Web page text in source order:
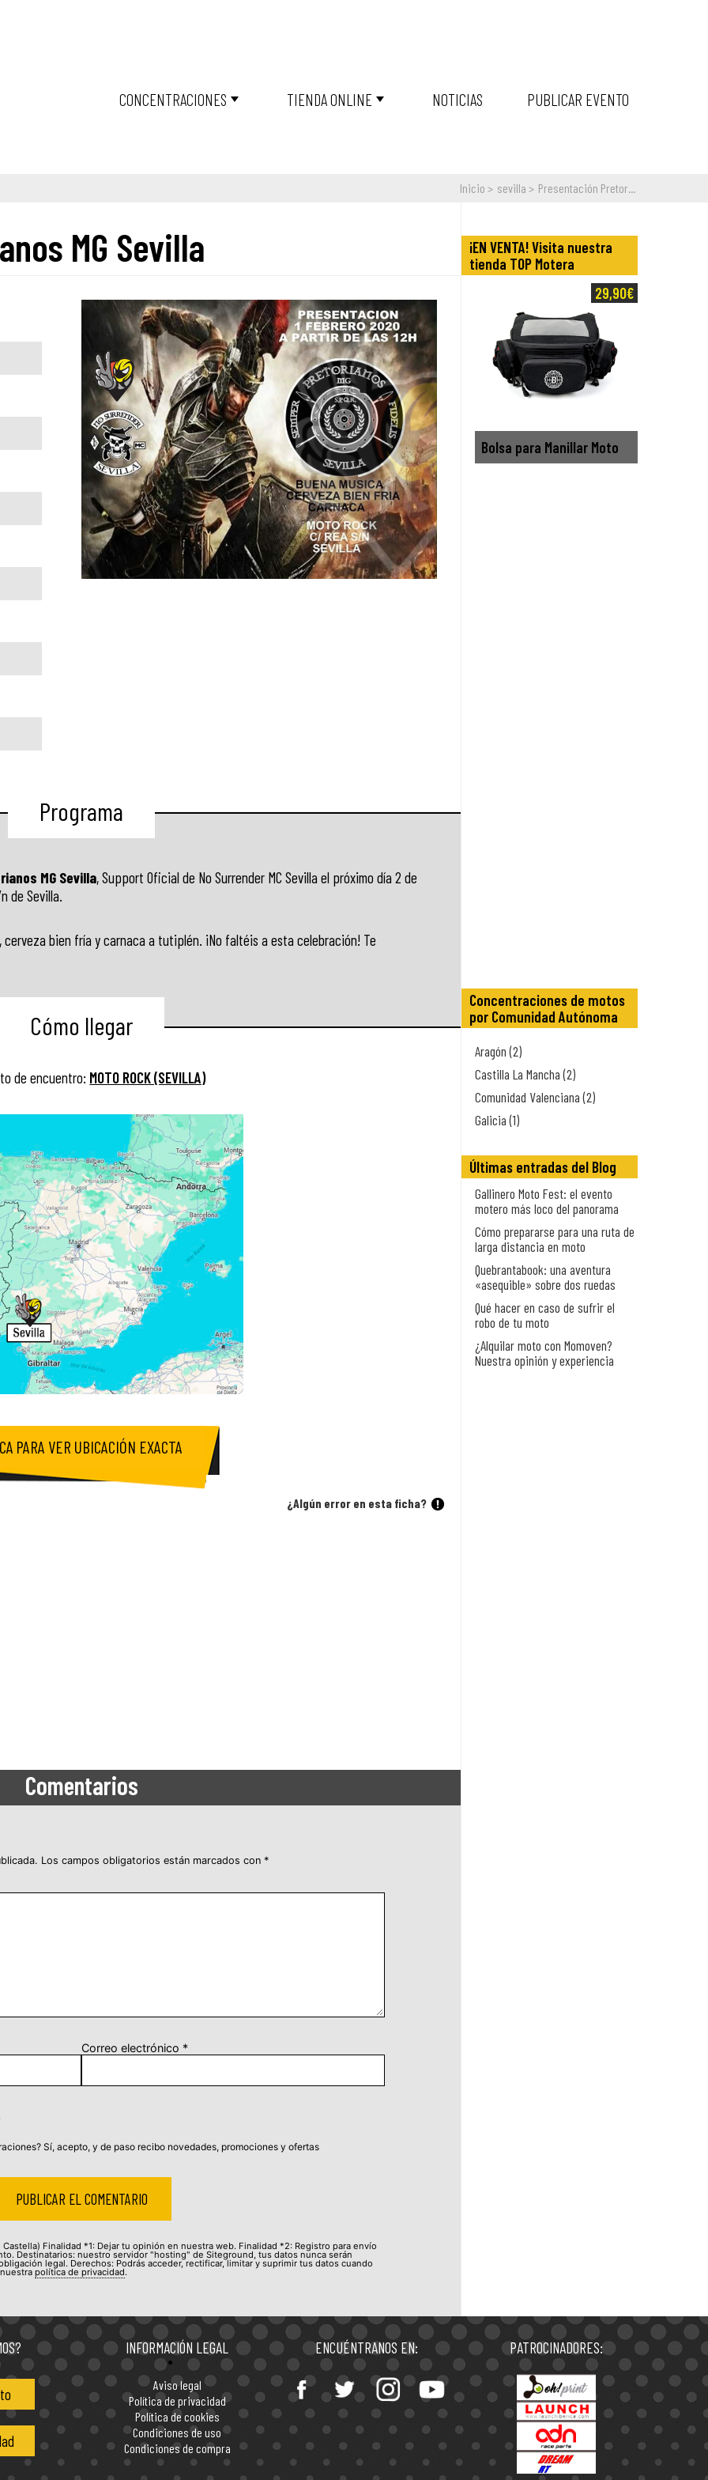
CONCENTRACIONES TIENDA ONLINE NOTICIAS PUBLICAR EVENTO
Inicio sevilla Presentación Pretor...
MG Sevilla
Programa
MG Sevilla, Support Oficial de No Surrender MC Sevilla el próximo día 2 de
de Sevilla.
bien fría y carnaca a tutiplén. ¡No faltéis a esta celebración! Te
Cómo llegar
de encuentro: MOTO ROCK (SEVILLA)
PARA VER UBICACIÓN EXACTA
¿Algún error en esta ficha?
Comentarios
Los campos obligatorios están marcados con *
Correo electrónico *
Sí, acepto, y de paso recibo novedades, promociones y ofertas
Finalidad *1: Dejar tu opinión en nuestra web. Finalidad *2: Registro para envío
Destinatarios: nuestro servidor "hosting" de Siteground, tus datos nunca serán
legal. Derechos: Podrás acceder, rectificar, limitar y suprimir tus datos cuando
política de privacidad.
¡EN VENTA! Visita nuestra
tienda TOP Motera
Bolsa para Manillar Moto
29,90€
Concentraciones de motos
por Comunidad Autónoma
Aragón (2)
Castilla La Mancha (2)
Comunidad Valenciana (2)
Galicia (1)
Últimas entradas del Blog
Gallinero Moto Fest: el evento
motero más loco del panorama
Cómo prepararse para una ruta de
larga distancia en moto
Quebrantabook: una aventura
«asequible» sobre dos ruedas
Qué hacer en caso de sufrir el
robo de tu moto
¿Alquilar moto con Momoven?
Nuestra opinión y experiencia
INFORMACIÓN LEGAL
Aviso legal
Política de privacidad
Política de cookies
Condiciones de uso
Condiciones de compra
ENCUÉNTRANOS EN: PATROCINADORES:
Entérate de todas las
concentraciones de motos en
España